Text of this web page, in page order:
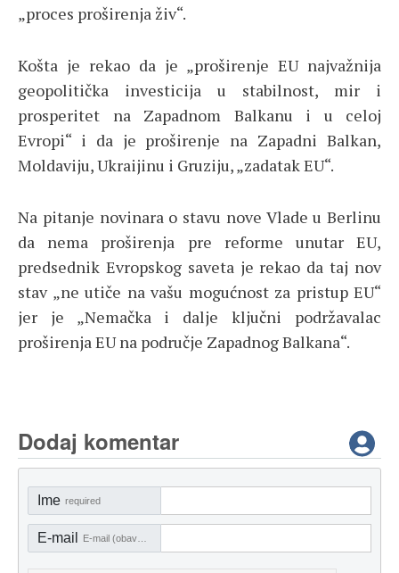
„proces proširenja živ“.
Košta je rekao da je „proširenje EU najvažnija
geopolitička investicija u stabilnost, mir i
prosperitet na Zapadnom Balkanu i u celoj
Evropi“ i da je proširenje na Zapadni Balkan,
Moldaviju, Ukraijinu i Gruziju, „zadatak EU“.
Na pitanje novinara o stavu nove Vlade u Berlinu
da nema proširenja pre reforme unutar EU,
predsednik Evropskog saveta je rekao da taj nov
stav „ne utiče na vašu mogućnost za pristup EU“
jer je „Nemačka i dalje ključni podržavalac
proširenja EU na područje Zapadnog Balkana“.
Dodaj komentar
Ime required
E-mail